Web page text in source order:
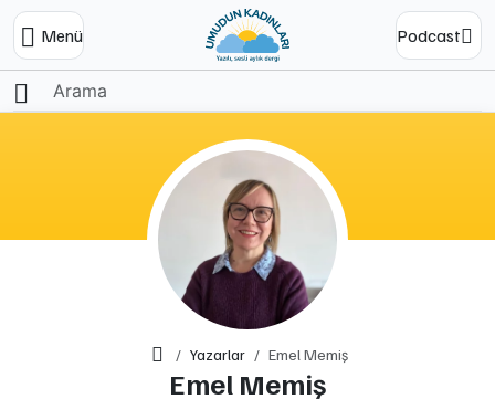
Menü Podcast
Ana SayfaYazarlar Emel Memiş
Emel Memiş